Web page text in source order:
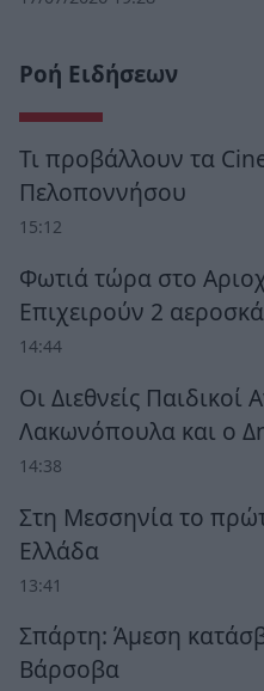
Ροή Ειδήσεων
Τι προβάλλουν τα
Πελοποννήσου
15:12
Φωτιά τώρα στο
Επιχειρούν 2
14:44
Οι Διεθνείς Παιδικοί
Λακωνόπουλα και ο
14:38
Στη Μεσσηνία το
Ελλάδα
13:41
Σπάρτη: Άμεση
Βάρσοβα